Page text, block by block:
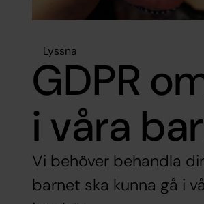
Lyssna
GDPR
i våra
Vi behöver behandla
barnet ska kunna gå i